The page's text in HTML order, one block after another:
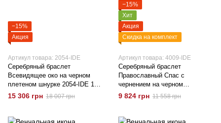
−15%
Акция
Артикул товара: 2054-IDE
Серебряный браслет
Всевидящее око на черном
плетеном шнурке 2054-IDE 19
размер
15 306 грн 18 007 грн
−15%
Хит
Акция
Скидка на комплект
Артикул товара: 4009-IDE
Серебряный браслет
Православный Спас с
чернением на черном
плетеном шнурке 4009-IDE 19
9 824 грн 11 558 грн